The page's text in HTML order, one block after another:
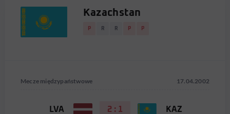
Kazachstan
P R R P P
Mecze międzypaństwowe 17.04.2002
LVA 2 : 1 KAZ